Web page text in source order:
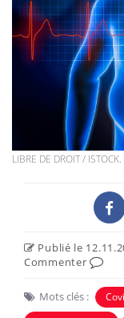
LIBRE DE DROIT / ISTOCK.
Publié le
Commenter
Mots clés :